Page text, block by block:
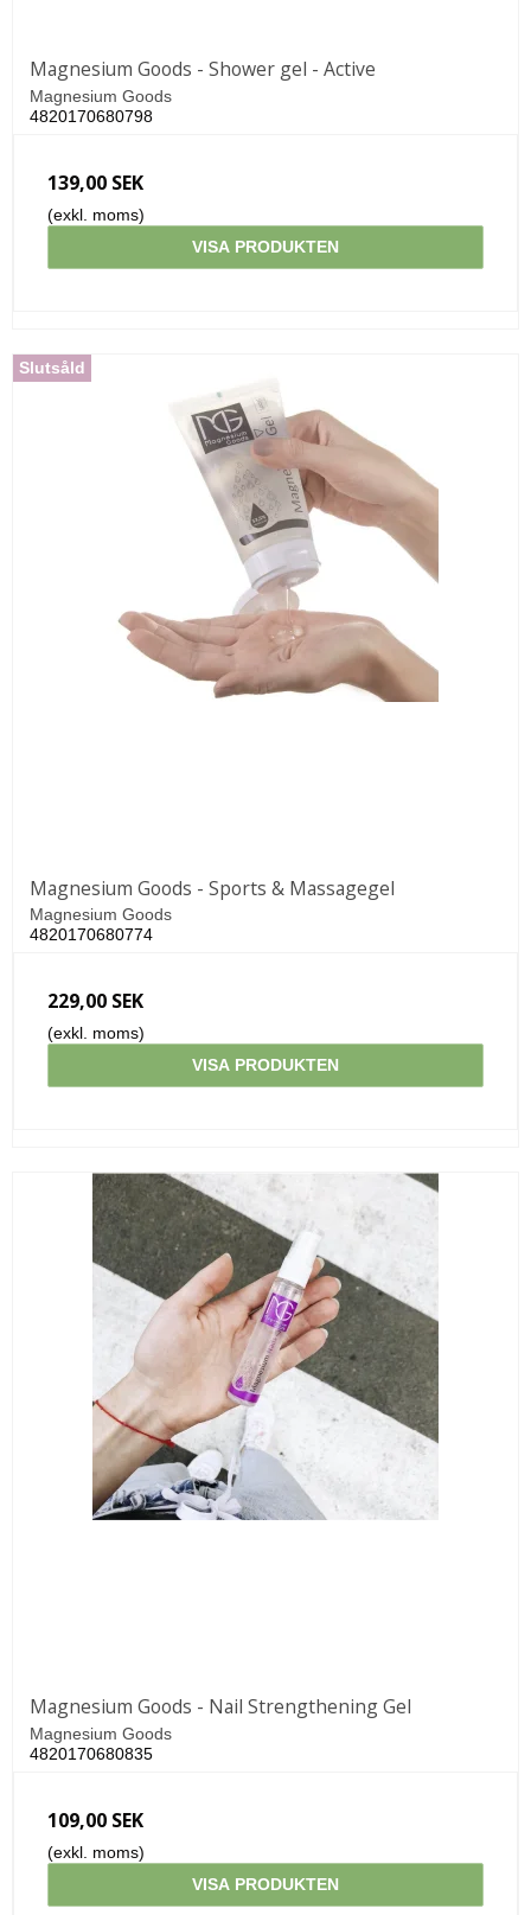
Magnesium Goods - Shower gel - Active
Magnesium Goods
4820170680798
139,00 SEK
(exkl. moms)
VISA PRODUKTEN
Slutsåld
Magnesium Goods - Sports & Massagegel
Magnesium Goods
4820170680774
229,00 SEK
(exkl. moms)
VISA PRODUKTEN
Magnesium Goods - Nail Strengthening Gel
Magnesium Goods
4820170680835
109,00 SEK
(exkl. moms)
VISA PRODUKTEN